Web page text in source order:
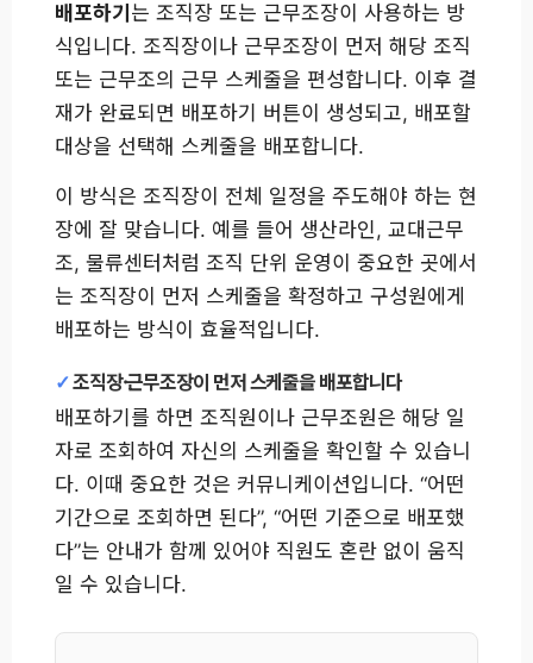
배포하기 는 조직장 또는 근무조장이 사용하는 방
식입니다. 조직장이나 근무조장이 먼저 해당 조직
또는 근무조의 근무 스케줄을 편성합니다. 이후 결
재가 완료되면 배포하기 버튼이 생성되고, 배포할
대상을 선택해 스케줄을 배포합니다.
이 방식은 조직장이 전체 일정을 주도해야 하는 현
장에 잘 맞습니다. 예를 들어 생산라인, 교대근무
조, 물류센터처럼 조직 단위 운영이 중요한 곳에서
는 조직장이 먼저 스케줄을 확정하고 구성원에게
배포하는 방식이 효율적입니다.
조직장·근무조장이 먼저 스케줄을 배포합니다
배포하기를 하면 조직원이나 근무조원은 해당 일
자로 조회하여 자신의 스케줄을 확인할 수 있습니
다. 이때 중요한 것은 커뮤니케이션입니다. “어떤
기간으로 조회하면 된다”, “어떤 기준으로 배포했
다”는 안내가 함께 있어야 직원도 혼란 없이 움직
일 수 있습니다.